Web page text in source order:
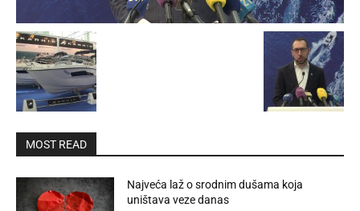
MOST READ
Najveća laž o srodnim dušama koja
uništava veze danas